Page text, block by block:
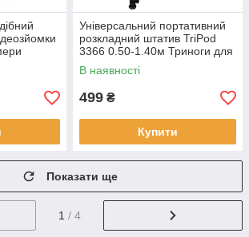
AY 49U
Універсальний портативний
розкладний штатив TriPod
3366 0.50-1.40м Триноги для
телефону та фотоапарата
В наявності
499 ₴
Купити
Показати ще
1 / 4